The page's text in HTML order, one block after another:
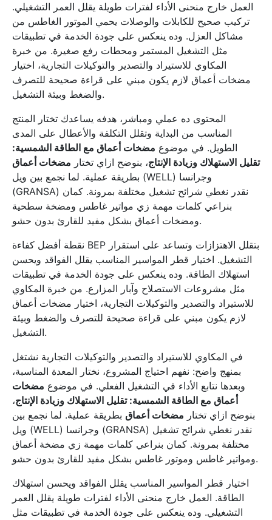
العمل خارج منحنى الأداء لفترات طويلة يقلل العمر التشغيلي.
تركيب صحيح للكابلات والوصلات يحمي الموتور الغاطس من
مشاكل العزل. وده ينعكس على جودة الخدمة في تطبيقات
مثل التشغيل المستمر ومحطات رفع صغيرة. من خبرة
المكاوي للاستيراد والتصدير والتوكيلات التجارية، اختيار
مضخات أعماق لازم يكون مبني على قراءة صحيحة للتصرف
والضغط وبيئة التشغيل.
المحتوى ده عملي ومباشر، هدفه يساعدك تختار المنتج
المناسب من البداية وتقلل التكلفة والأعطال على المدى
الطويل. في موضوع مضخات أعماق مع الطاقة الشمسية:
تقليل الاستهلاك وزيادة الإنتاج، بنوضح ازاي تختار مضخات أعماق
بطريقة عملية. لما نجمع بين ويل (WELL) وجرانسا
(GRANSA) نقدر نغطي شرائح تشغيل مختلفة بمرونة. كمان
بنراعي كلمات مهمة زي مواتير غاطس ومضخة سطحية
ومضخات أعماق بشكل مفيد للقارئ بدون حشو.
نقطة أفضل كفاءة BEP بتقلل الاهتزازات وتساعد على استقرار
التشغيل. اختيار قطر المواسير المناسب يقلل الفواقد ويحسن
استهلاك الطاقة. وده ينعكس على جودة الخدمة في تطبيقات
مثل مشروعات الاستصلاح وآبار المزارع. من خبرة المكاوي
للاستيراد والتصدير والتوكيلات التجارية، اختيار مضخات أعماق
لازم يكون مبني على قراءة صحيحة للتصرف والضغط وبيئة
التشغيل.
في المكاوي للاستيراد والتصدير والتوكيلات التجارية نشتغل
بمنهج واضح: نفهم احتياج المشروع، نختار المعدة المناسبة،
وبعدها نتابع الأداء في التشغيل الفعلي. في موضوع مضخات
أعماق مع الطاقة الشمسية: تقليل الاستهلاك وزيادة الإنتاج،
بنوضح ازاي تختار مضخات أعماق بطريقة عملية. لما نجمع بين
ويل (WELL) وجرانسا (GRANSA) نقدر نغطي شرائح تشغيل
مختلفة بمرونة. كمان بنراعي كلمات مهمة زي مضخة أعماق
ومواتير غاطس وموتور غاطس بشكل مفيد للقارئ بدون حشو.
اختيار قطر المواسير المناسب يقلل الفواقد ويحسن استهلاك
الطاقة. العمل خارج منحنى الأداء لفترات طويلة يقلل العمر
التشغيلي. وده ينعكس على جودة الخدمة في تطبيقات مثل